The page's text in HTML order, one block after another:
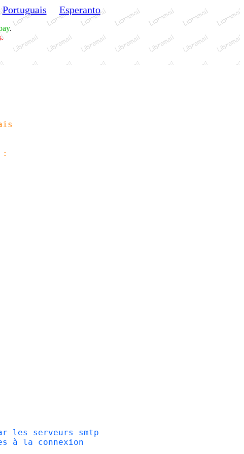
Portuguais Esperanto
.
:
serveurs smtp
à la connexion